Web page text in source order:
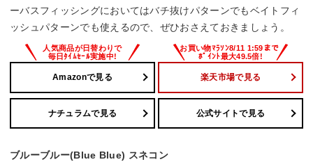
ーバスフィッシングにおいてはバチ抜けパターンでもベイトフィ
ッシュパターンでも使えるので、ぜひおさえておきましょう。
Amazonで見る 楽天市場で見る
ナチュラムで見る 公式サイトで見る
ブルーブルー(Blue Blue) スネコン